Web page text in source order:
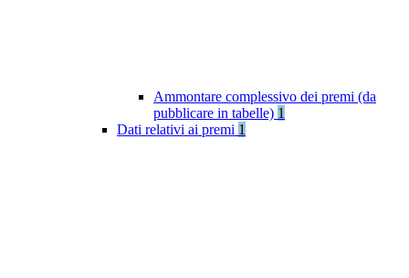
Ammontare complessivo dei premi (da
pubblicare in tabelle) 1
Dati relativi ai premi 1